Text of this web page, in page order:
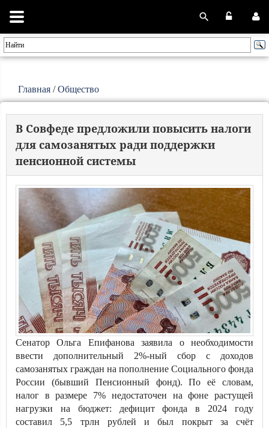
Главная /Общество
В Совфеде предложили повысить налоги
для самозанятых ради поддержки
пенсионной системы
Сенатор Ольга Епифанова заявила о необходимости
ввести дополнительный 2%-ный сбор с доходов
самозанятых граждан на пополнение Социального фонда
России (бывший Пенсионный фонд). По её словам,
налог в размере 7% недостаточен на фоне растущей
нагрузки на бюджет: дефицит фонда в 2024 году
составил 5,5 трлн рублей и был покрыт за счёт